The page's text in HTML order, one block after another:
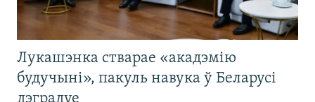
Лукашэнка стварае «акадэмію
будучыні», пакуль навука ў Беларусі
дэградуе